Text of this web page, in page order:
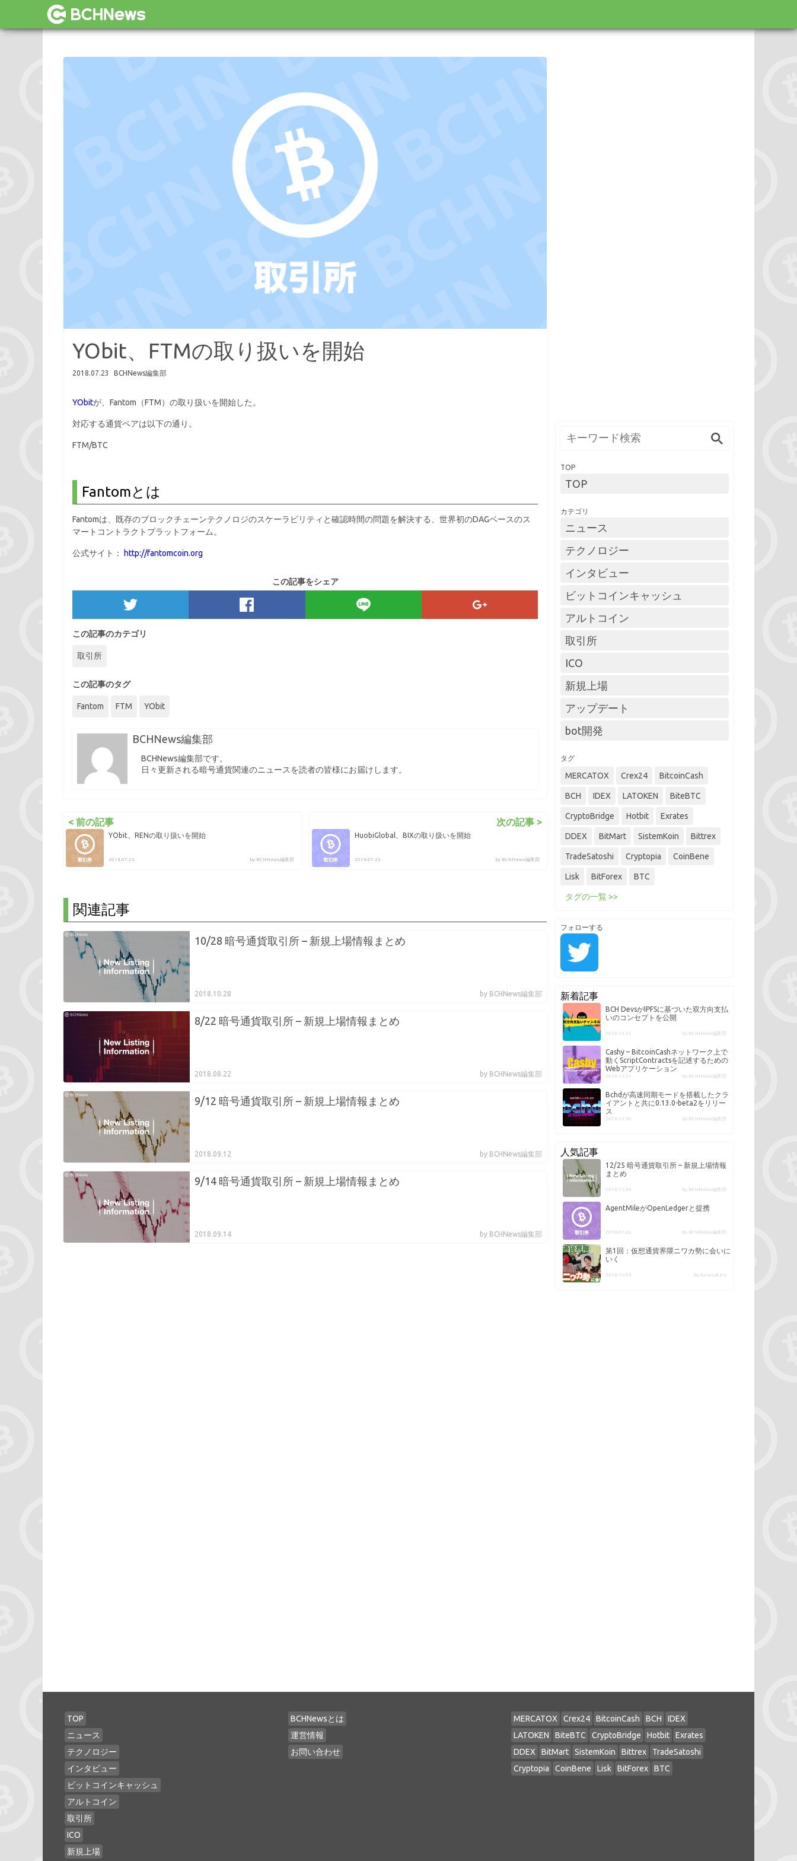
YObit、FTMの取り扱いを開始
2018.07.23 BCHNews編集部
YObitが、Fantom（FTM）の取り扱いを開始した。
対応する通貨ペアは以下の通り。
FTM/BTC
Fantomとは
Fantomは、既存のブロックチェーンテクノロジのスケーラビリティと確認時間の問題を解決する、世界初のDAGベースのス
マートコントラクトプラットフォーム。
公式サイト： http://fantomcoin.org
この記事をシェア
この記事のカテゴリ
取引所
この記事のタグ
Fantom FTM YObit
BCHNews編集部
BCHNews編集部です。
日々更新される暗号通貨関連のニュースを読者の皆様にお届けします。
< 前の記事
YObit、RENの取り扱いを開始
2018.07.23 by BCHNews編集部
次の記事 >
HuobiGlobal、BIXの取り扱いを開始
2018.07.23 by BCHNews編集部
関連記事
10/28 暗号通貨取引所 – 新規上場情報まとめ
2018.10.28 by BCHNews編集部
8/22 暗号通貨取引所 – 新規上場情報まとめ
2018.08.22 by BCHNews編集部
9/12 暗号通貨取引所 – 新規上場情報まとめ
2018.09.12 by BCHNews編集部
9/14 暗号通貨取引所 – 新規上場情報まとめ
2018.09.14 by BCHNews編集部
TOP
TOP
カテゴリ
ニュース
テクノロジー
インタビュー
ビットコインキャッシュ
アルトコイン
取引所
ICO
新規上場
アップデート
bot開発
タグ
MERCATOX Crex24 BitcoinCash
BCH IDEX LATOKEN BiteBTC
CryptoBridge Hotbit Exrates
DDEX BitMart SistemKoin Bittrex
TradeSatoshi Cryptopia CoinBene
Lisk BitForex BTC
タグの一覧 >>
フォローする
新着記事
BCH DevsがIPFSに基づいた双方向支払
いのコンセプトを公開
2018.12.31 by BCHNews編集部
Cashy – BitcoinCashネットワーク上で
動くScriptContractsを記述するための
Webアプリケーション
2018.12.31 by BCHNews編集部
Bchdが高速同期モードを搭載したクラ
イアントと共に0.13.0-beta2をリリー
ス
2018.12.30 by BCHNews編集部
人気記事
12/25 暗号通貨取引所 – 新規上場情報
まとめ
2018.12.25 by BCHNews編集部
AgentMileがOpenLedgerと提携
2018.07.25 by BCHNews編集部
第1回：仮想通貨界隈ニワカ勢に会いに
いく
2018.11.04 by furusake-s
TOP
ニュース
テクノロジー
インタビュー
ビットコインキャッシュ
アルトコイン
取引所
ICO
新規上場
BCHNewsとは
運営情報
お問い合わせ
MERCATOX Crex24 BitcoinCash BCH
IDEX
LATOKEN
BiteBTC CryptoBridge Hotbit
Exrates
DDEX
BitMart SistemKoin Bittrex
TradeSatoshi
Cryptopia
CoinBene Lisk BitForex BTC